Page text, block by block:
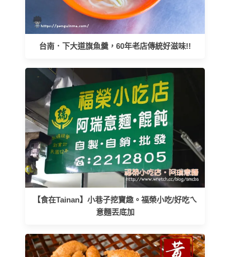
台南．下大道旗魚羹，60年老店傳統好滋味!!
【食在Tainan】小巷子挖寶趣。福榮小吃/好吃ㄟ
意麵丟底加